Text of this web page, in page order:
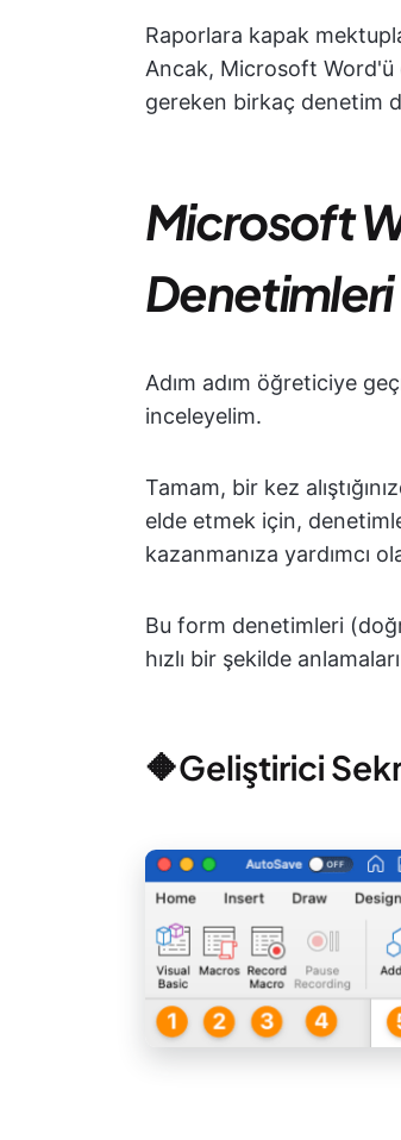
Raporlara kapak
Ancak, Microsoft Word'ü
gereken birkaç denetim
Microsoft
Denetimleri
Adım adım öğreticiye
inceleyelim.
Tamam, bir kez
elde etmek için,
kazanmanıza yardımcı
Bu form denetimleri
hızlı bir şekilde
🔶Geliştirici